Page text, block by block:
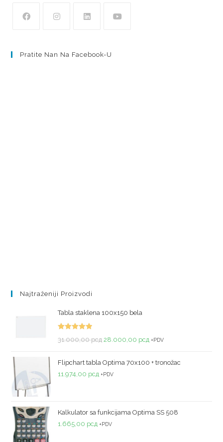
Pratite Nan Na Facebook-U
Najtraženiji Proizvodi
Tabla staklena 100x150 bela
31.000,00рсд 28.000,00 рсд +PDV
Flipchart tabla Optima 70x100 + tronožac
11.974,00 рсд +PDV
Kalkulator sa funkcijama Optima SS 508
1.665,00 рсд +PDV